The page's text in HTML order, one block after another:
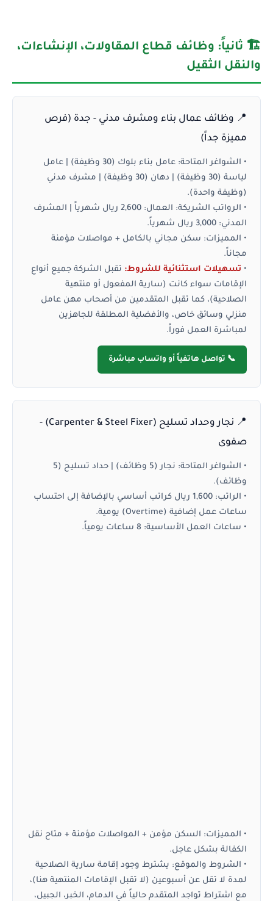
🏗️ ثانياً: وظائف قطاع المقاولات، الإنشاءات،
والنقل الثقيل
📍 وظائف عمال بناء ومشرف مدني - جدة (فرص
مميزة جداً)
• الشواغر المتاحة:
عامل بناء بلوك (30 وظيفة) | عامل
لياسة (30 وظيفة) | دهان (30 وظيفة) | مشرف مدني
(وظيفة واحدة).
• الرواتب الشريكة:
العمال: 2,600 ريال شهرياً | المشرف
المدني: 3,000 ريال شهرياً.
• المميزات: سكن مجاني بالكامل + مواصلات مؤمنة
مجاناً.
• تسهيلات استثنائية للشروط: تقبل الشركة جميع أنواع
الإقامات سواء كانت (سارية المفعول أو منتهية
الصلاحية)، كما تقبل المتقدمين من أصحاب مهن عامل
منزلي وسائق خاص، والأفضلية المطلقة للجاهزين
لمباشرة العمل فوراً.
📞 تواصل هاتفياً أو واتساب مباشرة
📍 نجار وحداد تسليح (Carpenter & Steel Fixer) -
صفوى
• الشواغر المتاحة:
نجار (5 وظائف) | حداد تسليح (5
وظائف).
• الراتب:
1,600 ريال كراتب أساسي بالإضافة إلى احتساب
ساعات عمل إضافية (Overtime) يومية.
• ساعات العمل الأساسية:
• المميزات: السكن مؤمن + المواصلات مؤمنة + متاح نقل
الكفالة بشكل عاجل.
• الشروط والموقع: يشترط وجود إقامة سارية الصلاحية
لمدة لا تقل عن أسبوعين (لا تقبل الإقامات المنتهية هنا)،
مع اشتراط تواجد المتقدم حالياً في الدمام، الخبر، الجبيل،